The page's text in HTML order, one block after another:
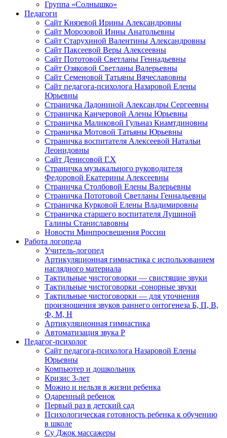
Группа «Солнышко»
Педагоги
Сайт Князевой Ирины Александровны
Сайт Морозовой Инны Анатольевны
Сайт Старухиной Валентины Александровны
Сайт Паксеевой Веры Алексеевны
Сайт Пототовой Светланы Геннадьевны
Сайт Озяковой Светланы Валерьевны
Сайт Семеновой Татьяны Вячеславовны
Сайт педагога-психолога Назаровой Елены
Юрьевны
Страничка Ладониной Александры Сергеевны
Страничка Канчеровой Алены Юрьевны
Страничка Маликовой Гульназ Киамтдиновны
Страничка Мотовой Татьяны Юрьевны
Cтраничка воспитателя Алексеевой Натальи
Леонидовны
Сайт Денисовой Г.Х
Страничка музыкального руководителя
Федоровой Екатерины Алексеевны
Страничка Столбовой Елены Валерьевны
Страничка Пототовой Светланы Геннадьевны
Страничка Курковой Елены Владимировны
Страничка старшего воспитателя Лушиной
Галины Станиславовны
Новости Минпросвещения России
Работа логопеда
Учитель-логопед
Артикуляционная гимнастика с использованием
наглядного материала
Тактильные чистоговорки — свистящие звуки
Тактильные чистоговорки -сонорные звуки
Тактильные чистоговорки — для уточнения
произношения звуков раннего онтогенеза Б, П, В,
Ф, М, Н
Артикуляционная гимнастика
Автоматизация звука Р
Педагог-психолог
Сайт педагога-психолога Назаровой Елены
Юрьевны
Компьютер и дошкольник
Кризис 3-лет
Можно и нельзя в жизни ребенка
Одаренный ребенок
Первый раз в детский сад
Психологическая готовность ребенка к обучению
в школе
Су Джок массажеры